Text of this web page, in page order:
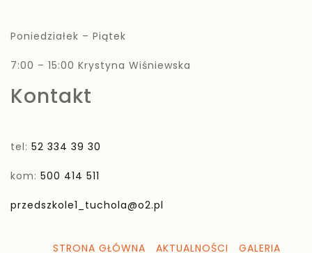
Poniedziałek – Piątek
7:00 – 15:00 Krystyna Wiśniewska
Kontakt
tel: 52 334 39 30
kom: 500 414 511
przedszkole1_tuchola@o2.pl
STRONA GŁÓWNA AKTUALNOŚCI GALERIA